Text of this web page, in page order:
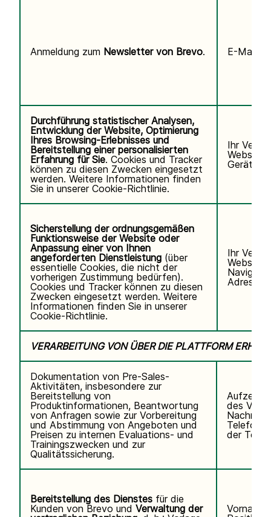
Anmeldung zum Newsletter von Brevo. E-Mail-
Durchführung statistischer Analysen,
Entwicklung der Website, Optimierung
Ihres Browsing-Erlebnisses und
Bereitstellung einer personalisierten
Erfahrung für Sie. Cookies und Tracker
können zu diesen Zwecken eingesetzt
werden. Weitere Informationen finden
Sie in unserer Cookie-Richtlinie.
Ihr
Website,
Gerät/
Sicherstellung der ordnungsgemäßen
Funktionsweise der Website oder
Anpassung einer von Ihnen
angeforderten Dienstleistung (über
essentielle Cookies, die nicht der
vorherigen Zustimmung bedürfen).
Cookies und Tracker können zu diesen
Zwecken eingesetzt werden. Weitere
Informationen finden Sie in unserer
Cookie-Richtlinie.
Ihr
Website
Adresse,
VERARBEITUNG VON ÜBER DIE PLATTFORM
Dokumentation von Pre-Sales-
Aktivitäten, insbesondere zur
Bereitstellung von
Produktinformationen, Beantwortung
von Anfragen sowie zur Vorbereitung
und Abstimmung von Angeboten und
Preisen zu internen Evaluations- und
Trainingszwecken und zur
Qualitätssicherung.
des
der
Bereitstellung des Dienstes für die
Kunden von Brevo und Verwaltung der